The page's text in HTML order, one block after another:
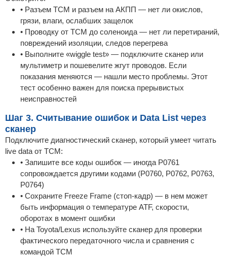
• Разъем TCM и разъем на АКПП — нет ли окислов,
грязи, влаги, ослабших защелок
• Проводку от TCM до соленоида — нет ли перетираний,
повреждений изоляции, следов перегрева
• Выполните «wiggle test» — подключите сканер или
мультиметр и пошевелите жгут проводов. Если
показания меняются — нашли место проблемы. Этот
тест особенно важен для поиска прерывистых
неисправностей
Шаг 3. Считывание ошибок и Data List через
сканер
Подключите диагностический сканер, который умеет читать
live data от TCM:
• Запишите все коды ошибок — иногда P0761
сопровождается другими кодами (P0760, P0762, P0763,
P0764)
• Сохраните Freeze Frame (стоп-кадр) — в нем может
быть информация о температуре ATF, скорости,
оборотах в момент ошибки
• На Toyota/Lexus используйте сканер для проверки
фактического передаточного числа и сравнения с
командой TCM